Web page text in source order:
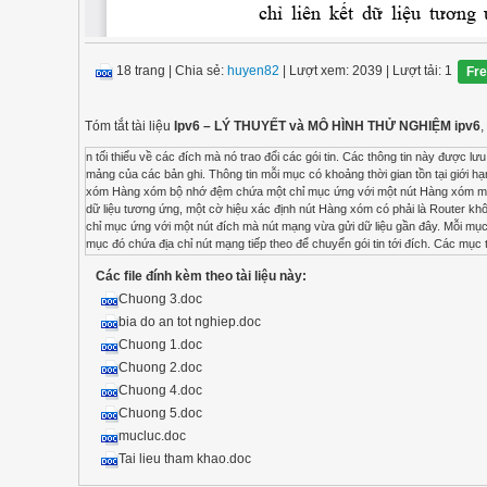
18 trang Chia sẻ: huyen82 | Lượt xem: 2039 | Lượt tải: 1
Tóm tắt tài liệu Ipv6 – LÝ THUYẾT và MÔ HÌNH THỬ NGHIỆM ipv6
n tối thiểu về các đích mà nó trao đổi các gói tin. Các thông tin này được lưu trữ trong bộ nhớ bằng các cấu trúc dữ liệu nhỏ gọi là bộ nhớ đệm. Về kỹ thuật, thực chất đây là các mảng của các bản ghi. Thông tin mỗi mục có khoảng thời gian tồn tại giới hạn và các mục mà quá hạn sẽ được loại bỏ định kỳ để giới hạn kích thước bộ nhớ đệm. Bộ nhớ đệm hàng xóm Hàng xóm bộ nhớ đệm chứa một chỉ mục ứng với một nút Hàng xóm mà nút mạng mới vừa gửi dữ liệu đến. Mỗi mục chứa một địa chỉ IPv6 Unicast trên liên kết, địa chỉ liên kết dữ liệu tương ứng, một cờ hiệu xác định nút Hàng xóm có phải là Router không và một con trỏ trỏ tới các gói tin đang đợi được truyền. Bộ nhớ đệm đích Bộ nhớ đệm đích chứa một chỉ mục ứng với một nút đích mà nút mạng vừa gửi dữ liệu gần đây. Mỗi mục chứa một địa chỉ Unicast IPv6 và một con trỏ, con trỏ trỏ tới một mục trong bộ nhớ đệm hàng xóm mà mục đó chứa địa chỉ nút mạng tiếp theo để chuyển gói tin tới đích. Các mục trong bộ nhớ đệm đích được cập nhật bởi các thông điệp định hướng lại (redirect) phát đi bởi Router. Ngoài ra, các nút mạng có thể lưu thông tin bổ sung như giá trị MTU của tuyến đường Path MTU. Khác nhau cơ bản giữa hai loại bộ nhớ đệm là bộ nhớ đệm đích chứa chỉ mục cho mỗi nút đích kể cả trên cùng một liên kết hay không cùng liên kết trực tiếp, trong khi bộ nhớ đệm hàng xóm chỉ chứa các mục tương ứng với các địa chỉ thuộc cùng liên kết. Danh sách tiền tố (Prefix List): Danh sách tiền tố chứa các mục tương ứng với các tiền tố của liên kết, được dùng để phát hiện một địa chỉ là thuộc cùng một liên kết hay ở ngoài liên kết. Danh sách tiền tố được tạo ra từ các thông tin quảng bá bởi Router. Các thông điệp này đồng thời cũng chỉ ra thời gian tồn tại của tiền tố là giới hạn hoặc không giới hạn. Giá trị này dùng để xác định các tiền tố không còn hợp lệ và loại bỏ. Danh sách các Router (Router List) : Danh sách các Router mặc định chứa một chỉ mục ứng với một Router có thể dùng làm Router mặc định. Các mục của danh sách các Router mặc định chứa con trỏ trỏ tới các mục trong Bộ nhớ đệm Hàng xóm chứa địa chỉ IPv6, địa chỉ tầng liên kết của Router và các cờ trạng thái.Thuật toán lựa chọn Router mặc định chọn trong số các Router mà trạng thái còn duy trì kết nối.Danh sách này cũng lưu giữ các giá trị thời gia tồn tại trích từ quảng bá Router để loại bỏ các Router sau một thời gian nhất định không có quảng bá thông điệp. III.2. ĐỊNH TUYẾN TRÊN ROUTER Cấu trúc điển hình của bảng định tuyến IPv6 gồm nhiều hàng, mỗi hàng là một tuyến, mỗi tuyến bao gồm các trường sau: Địa chỉ IPv6 đích: Có dạng Ipv6 address/prefix-length. Đia chỉ này có thể là địa chỉ đầy đủ của một host (nếu độ dài tiền tố prefix-length bằng 128) hay có thể là địa chỉ của một mạng (nếu độ dài tiền tố prefix-length nhỏ hơn 128) Địa chỉ IPv6 của chặng tiếp theo: Đây là địa chỉ IPv6 của một trạm hay một Router mà gói tin cần phải chuyển tới để tới đích. Giao diện: Trường giao diện này cho biết gói tin sẽ được chuyển qua giao diện nào để tới chặng tiếp theo đã xác định ở trên. Nguyên tắc tìm kiếm trong bảng định tuyến: khi cần gửi đi một gói IP, Router sẽ dựa vào địa chỉ đích của gói để tìm tuyến phù hợp trong bảng định tuyến. Phương pháp tìm kiếm trong bảng định tuyến là phương pháp “longest prefix match”. Trong trường hợp không tìm thấy, Router sẽ sử dụng tuyến mặc định. Có hai phương pháp định tuyến là định tuyến tĩnh và định tuyến động. III.3.KHÁI NIỆM CƠ BẢN: III.3.1. Hệ thống tự trị Mạng Internet ngày nay (và mạng IPv6) được tổ chức thành tập hợp các hệ thống tự trị (Autonomous System). Mỗi một hệ thống tự trị được điều hành bởi một đơn vị hay tổ chức riêng. Cách tổ chức phân cấp này làm cho mạng Internet dễ quản lý hơn. Mỗi hệ thống có thể sử dụng phương pháp định tuyến riêng.Khi đó việc định tuyến trên mạng Internet trở thành định tuyến phân cấp. Gói tin đi từ nguồn tới đích sẽ trải qua ba giai đoạn: Định tuyến bên trong hệ thống (Intra-AS routing): gói tin được các Router bên trong hệ thống chuyển tới Router biên nối tới hệ thống khác Định tuyến giữa các hệ thống (Inter-AS routing): Router ở biên hệ thống quyết định việc chuyển gói tin tới hệ thống nào tiếp theo để tới được đích. Gói tin được Router biên của hệ thống đích
Các file đính kèm theo tài liệu này:
Chuong 3.doc
bia do an tot nghiep.doc
Chuong 1.doc
Chuong 2.doc
Chuong 4.doc
Chuong 5.doc
mucluc.doc
Tai lieu tham khao.doc